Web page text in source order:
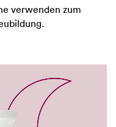
verwenden zum